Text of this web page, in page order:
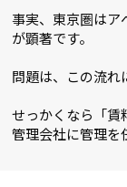
事実、東京圏はア
が顕著です。
問題は、この流れ
せっかくなら「賃
管理会社に管理を